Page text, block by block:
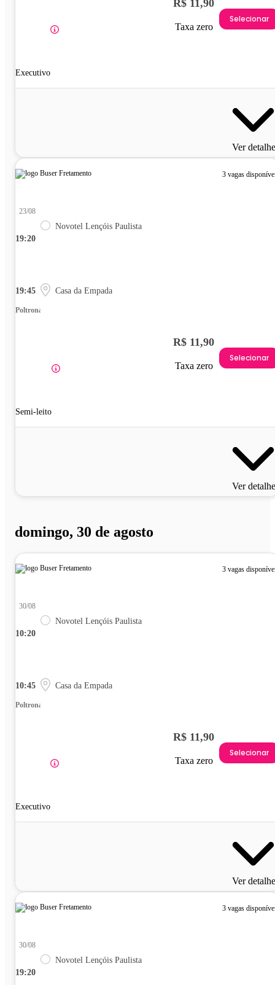
Executivo
R$ 11,90
Taxa zero
Selecionar
Ver
3 vagas
19:20
23/08
Novotel Lençóis Paulista
19:45 Casa da Empada
Poltrona
Semi-leito
R$ 11,90
Taxa zero
Selecionar
Ver
domingo, 30 de agosto
3 vagas
10:20
30/08
Novotel Lençóis Paulista
10:45 Casa da Empada
Poltrona
Executivo
R$ 11,90
Taxa zero
Selecionar
Ver
3 vagas
19:20
30/08
Novotel Lençóis Paulista